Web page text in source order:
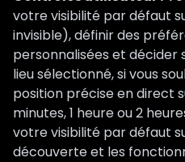
votre visibilité par défaut
invisible), définir des
personnalisées et
lieu sélectionné, si vous
position précise en direct
minutes, 1 heure ou 2
votre visibilité par défaut
découverte et les